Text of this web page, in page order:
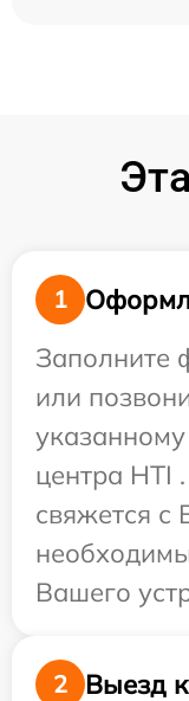
1
Заполните
или
центра HTI
свяжется с
Вашего
2 Выезд